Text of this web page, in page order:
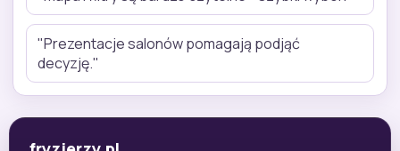
"Prezentacje salonów pomagają podjąć
decyzję."